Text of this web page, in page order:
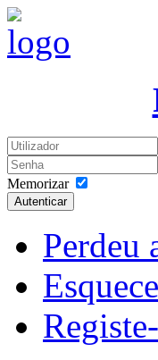
Memorizar
Autenticar
Perdeu